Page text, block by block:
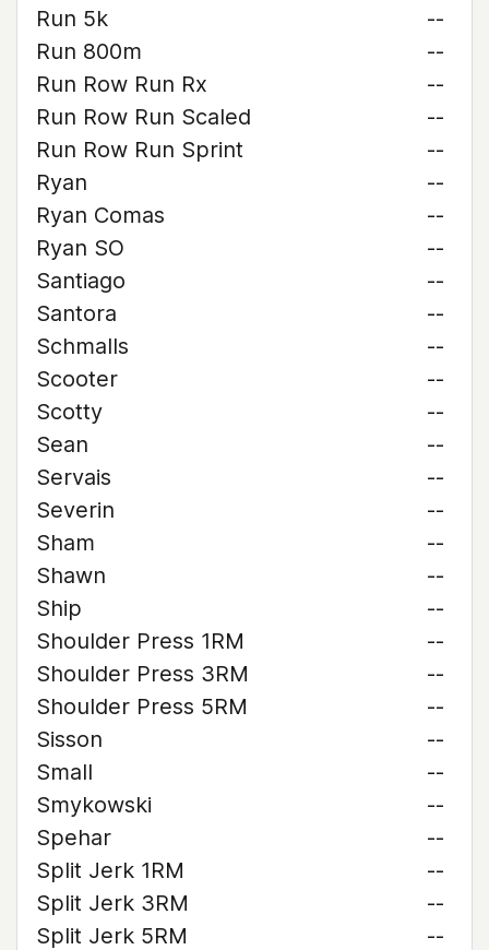
Run 5k
--
Run 800m
--
Run Row Run Rx
--
Run Row Run Scaled
--
Run Row Run Sprint
--
Ryan
--
Ryan Comas
--
Ryan SO
--
Santiago
--
Santora
--
Schmalls
--
Scooter
--
Scotty
--
Sean
--
Servais
--
Severin
--
Sham
--
Shawn
--
Ship
--
Shoulder Press 1RM
--
Shoulder Press 3RM
--
Shoulder Press 5RM
--
Sisson
--
Small
--
Smykowski
--
Spehar
--
Split Jerk 1RM
--
Split Jerk 3RM
--
Split Jerk 5RM
--